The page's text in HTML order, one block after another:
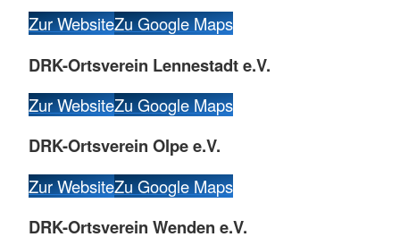
Zur WebsiteZu Google Maps
DRK-Ortsverein Lennestadt e.V.
Zur WebsiteZu Google Maps
DRK-Ortsverein Olpe e.V.
Zur WebsiteZu Google Maps
DRK-Ortsverein Wenden e.V.